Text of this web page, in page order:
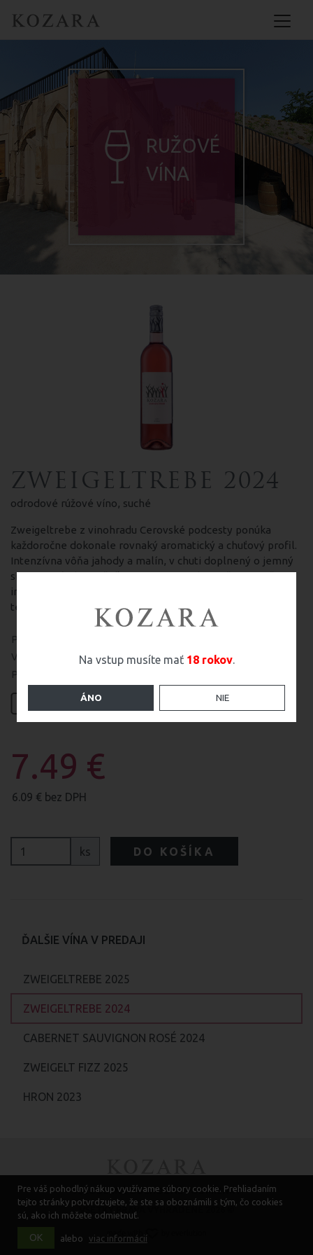
RUŽOVÉ
VÍNA
ZWEIGELTREBE 2024
odrodové rúžové víno, suché
Zweigeltrebe z vinohradu Cerovské podcesty ponúka
každoročne dokonale rovnaký aromatický a chuťový profil.
Intenzívna vôňa jahody a malín, v chuti doplnený o jemný
smotanový tón. Ročník 2024 je je v aróme ešte o niečo
intenzívnejší ako predchádzajúce ročníky. Skladujte pri
teplote do 20C°.
Pôvod hrozna:
Vinohrad:
Cerovské podcesty
Podávať pri teplote:
7.49 €
6.09 € bez DPH
ks DO KOŠÍKA
ĎALŠIE VÍNA V PREDAJI
ZWEIGELTREBE 2025
ZWEIGELTREBE 2024
CABERNET SAUVIGNON ROSÉ 2024
ZWEIGELT FIZZ 2025
HRON 2023
VŠEOBECNÉ OBCHODNÉ PODMIENKY
VŠETKY PRÁVA VYHRADENÉ 2026 ©
Pre váš pohodlný nákup využívame súbory cookie. Prehliadaním
tejto stránky potvrdzujete, že ste sa oboznámili s tým, čo cookies
sú, ako ich môžete odmietnuť.
OK alebo viac informácií
Na vstup musíte mať 18 rokov.
ÁNO NIE